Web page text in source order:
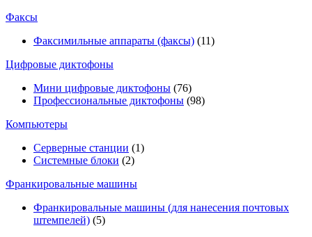
Факсы
Факсимильные аппараты (факсы) (11)
Цифровые диктофоны
Мини цифровые диктофоны (76)
Профессиональные диктофоны (98)
Компьютеры
Серверные станции (1)
Системные блоки (2)
Франкировальные машины
Франкировальные машины (для нанесения почтовых
штемпелей) (5)